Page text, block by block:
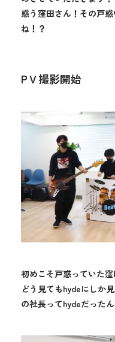
惑う窪田さん！その戸
ね！？
PＶ撮影開始
初めこそ戸惑っていた
どう見てもhydeにしか
の社長ってhydeだった